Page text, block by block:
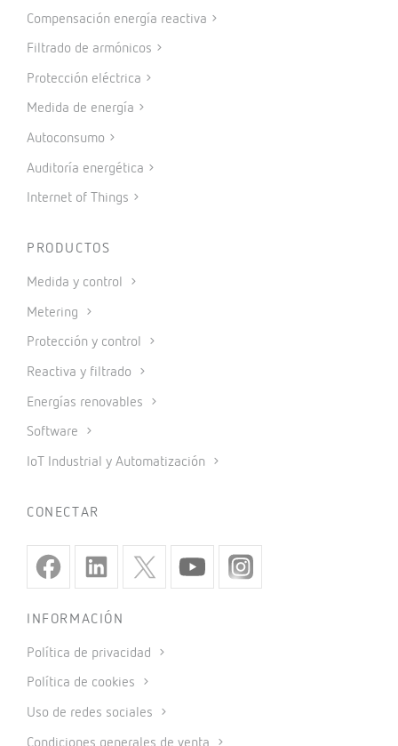
Compensación energía reactiva
Filtrado de armónicos
Protección eléctrica
Medida de energía
Autoconsumo
Auditoría energética
Internet of Things
PRODUCTOS
Medida y control
Metering
Protección y control
Reactiva y filtrado
Energías renovables
Software
IoT Industrial y Automatización
CONECTAR
INFORMACIÓN
Política de privacidad
Política de cookies
Uso de redes sociales
Condiciones generales de venta